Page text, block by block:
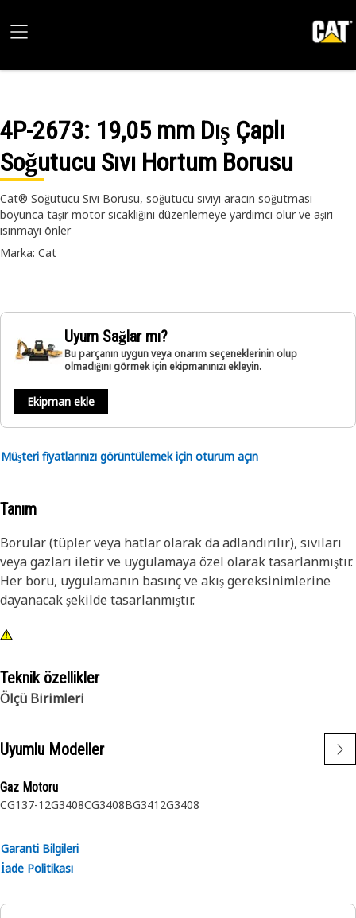
4P-2673: 19,05 mm Dış Çaplı
Soğutucu Sıvı Hortum Borusu
Cat® Soğutucu Sıvı Borusu, soğutucu sıvıyı aracın soğutması
boyunca taşır motor sıcaklığını düzenlemeye yardımcı olur ve aşırı
ısınmayı önler
Marka: Cat
Uyum Sağlar mı?
Bu parçanın uygun veya onarım seçeneklerinin olup
olmadığını görmek için ekipmanınızı ekleyin.
Ekipman ekle
Müşteri fiyatlarınızı görüntülemek için oturum açın
Tanım
Borular (tüpler veya hatlar olarak da adlandırılır), sıvıları
veya gazları iletir ve uygulamaya özel olarak tasarlanmıştır.
Her boru, uygulamanın basınç ve akış gereksinimlerine
dayanacak şekilde tasarlanmıştır.
Teknik özellikler
Ölçü Birimleri
Uyumlu Modeller
Gaz Motoru
CG137-12G3408CG3408BG3412G3408
Garanti Bilgileri
İade Politikası